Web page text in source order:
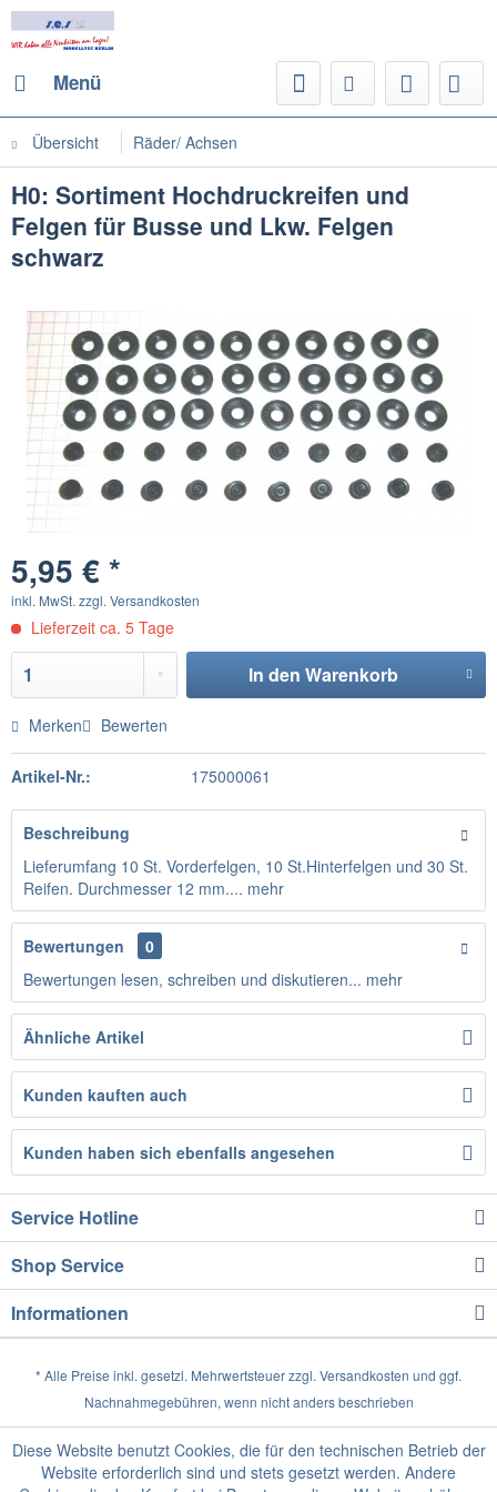
Menü
Übersicht Räder/ Achsen
H0: Sortiment Hochdruckreifen und
Felgen für Busse und Lkw. Felgen
schwarz
5,95 € *
inkl. MwSt. zzgl. Versandkosten
Lieferzeit ca. 5 Tage
In den Warenkorb
Merken Bewerten
Artikel-Nr.: 175000061
Beschreibung
Lieferumfang 10 St. Vorderfelgen, 10 St.Hinterfelgen und 30 St.
Reifen. Durchmesser 12 mm.... mehr
Bewertungen
0
Bewertungen lesen, schreiben und diskutieren... mehr
Ähnliche Artikel
Kunden kauften auch
Kunden haben sich ebenfalls angesehen
Service Hotline
Shop Service
Informationen
* Alle Preise inkl. gesetzl. Mehrwertsteuer zzgl. Versandkosten und ggf.
Nachnahmegebühren, wenn nicht anders beschrieben
Diese Website benutzt Cookies, die für den technischen Betrieb der
Website erforderlich sind und stets gesetzt werden. Andere